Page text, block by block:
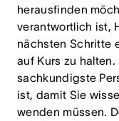
herausfinden
verantwortlich ist,
nächsten Schritte
auf Kurs zu
sachkundigste
ist, damit Sie
wenden müssen.